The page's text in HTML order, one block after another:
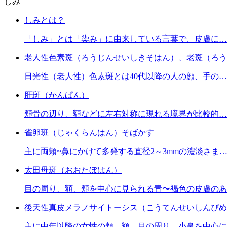
しみとは？
「しみ」とは「染み」に由来している言葉で、皮膚に…
老人性色素斑（ろうじんせいしきそはん）、老斑（ろう
日光性（老人性）色素斑とは40代以降の人の顔、手の…
肝斑（かんぱん）
頬骨の辺り、額などに左右対称に現れる境界が比較的…
雀卵班（じゃくらんはん）そばかす
主に両頬~鼻にかけて多発する直径2～3mmの濃淡さま…
太田母斑（おおたぼはん）
目の周り、額、頬を中心に見られる青〜褐色の皮膚の
後天性真皮メラノサイトーシス（こうてんせいしんぴめ